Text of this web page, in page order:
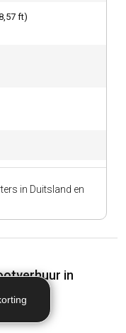
in Duitsland en
ft)
in